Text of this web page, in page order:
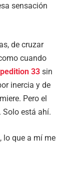
sensación
de cruzar
cuando
33 sin
inercia y de
Pero el
Solo está ahí.
lo que a mí me